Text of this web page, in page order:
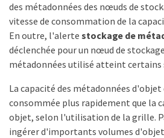
des métadonnées des nœuds de
vitesse de consommation de la
En outre, l'alerte stockage de
déclenchée pour un nœud de
métadonnées utilisé atteint certains
La capacité des métadonnées
consommée plus rapidement que la
objet, selon l'utilisation de la grille.
ingérer d'importants volumes